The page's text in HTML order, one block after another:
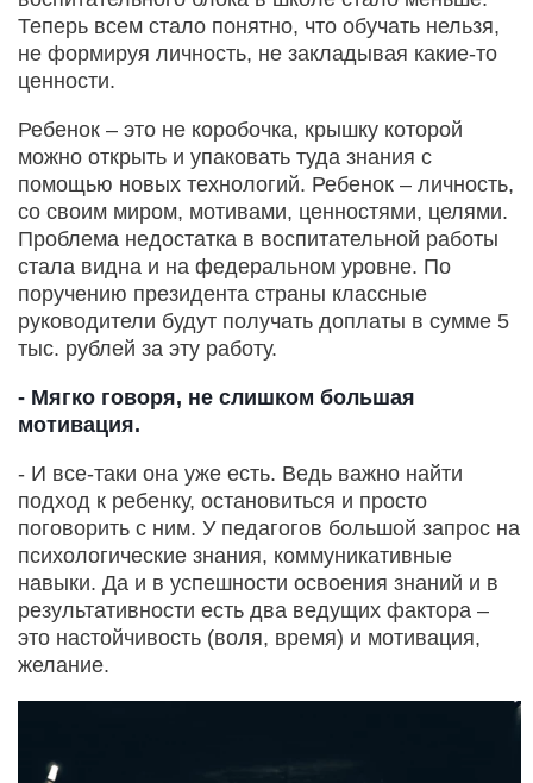
Теперь всем стало понятно, что обучать нельзя,
не формируя личность, не закладывая какие-то
ценности.
Ребенок – это не коробочка, крышку которой
можно открыть и упаковать туда знания с
помощью новых технологий. Ребенок – личность,
со своим миром, мотивами, ценностями, целями.
Проблема недостатка в воспитательной работы
стала видна и на федеральном уровне. По
поручению президента страны классные
руководители будут получать доплаты в сумме 5
тыс. рублей за эту работу.
- Мягко говоря, не слишком большая
мотивация.
- И все-таки она уже есть. Ведь важно найти
подход к ребенку, остановиться и просто
поговорить с ним. У педагогов большой запрос на
психологические знания, коммуникативные
навыки. Да и в успешности освоения знаний и в
результативности есть два ведущих фактора –
это настойчивость (воля, время) и мотивация,
желание.